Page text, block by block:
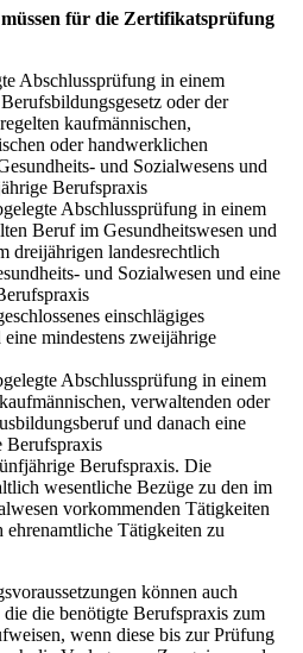
müssen für die Zertifikatsprüfung
Abschlussprüfung in einem
oder der
kaufmännischen,
oder handwerklichen
und Sozialwesens und
Berufspraxis
Abschlussprüfung in einem
Beruf im Gesundheitswesen und
dreijährigen landesrechtlich
und Sozialwesen und eine
einschlägiges
mindestens zweijährige
Abschlussprüfung in einem
verwaltenden oder
und danach eine
Berufspraxis
Berufspraxis. Die
wesentliche Bezüge zu den im
vorkommenden Tätigkeiten
ehrenamtliche Tätigkeiten zu
können auch
die die benötigte Berufspraxis zum
wenn diese bis zur Prüfung